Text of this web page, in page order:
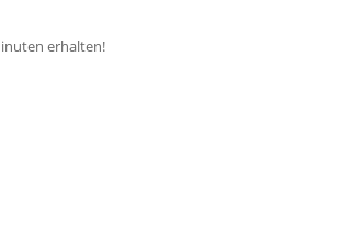
erhalten!